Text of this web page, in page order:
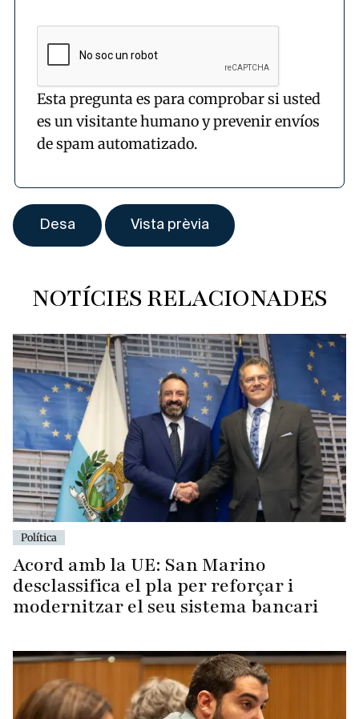
Esta pregunta es para comprobar si usted
es un visitante humano y prevenir envíos
de spam automatizado.
NOTÍCIES RELACIONADES
Política
Acord amb la UE: San Marino
desclassifica el pla per reforçar i
modernitzar el seu sistema bancari